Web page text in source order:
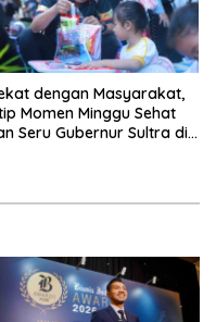
dengan Masyarakat,
Momen Minggu Sehat
Seru Gubernur Sultra di